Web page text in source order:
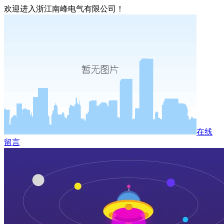
欢迎进入浙江南峰电气有限公司！
在线
留言